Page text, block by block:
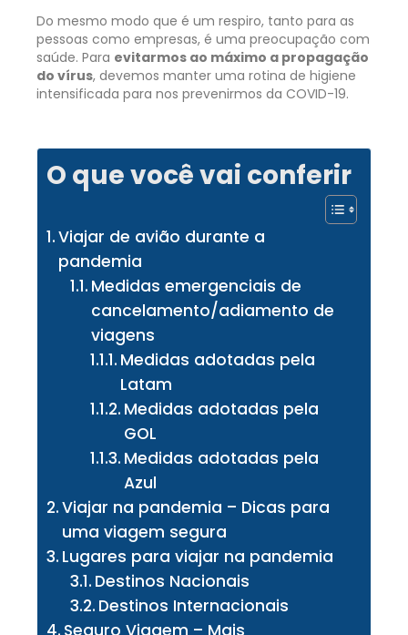
Do mesmo modo que é um respiro, tanto para as
pessoas como empresas, é uma preocupação com
saúde. Para evitarmos ao máximo a propagação
do vírus, devemos manter uma rotina de higiene
intensificada para nos prevenirmos da COVID-19.
O que você vai conferir
Viajar de avião durante a
pandemia
Medidas emergenciais de
cancelamento/adiamento de
viagens
Medidas adotadas pela
Latam
Medidas adotadas pela
GOL
Medidas adotadas pela
Azul
Viajar na pandemia – Dicas para
uma viagem segura
Lugares para viajar na pandemia
Destinos Nacionais
Destinos Internacionais
Seguro Viagem – Mais